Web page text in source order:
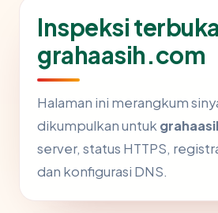
Inspeksi terbuka
grahaasih.com
Halaman ini merangkum
dikumpulkan untuk
server, status HTTPS,
dan konfigurasi DNS.